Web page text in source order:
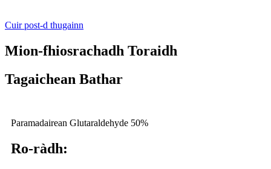
Cuir post-d thugainn
Mion-fhiosrachadh Toraidh
Tagaichean Bathar
Paramadairean Glutaraldehyde 50%
Ro-ràdh: